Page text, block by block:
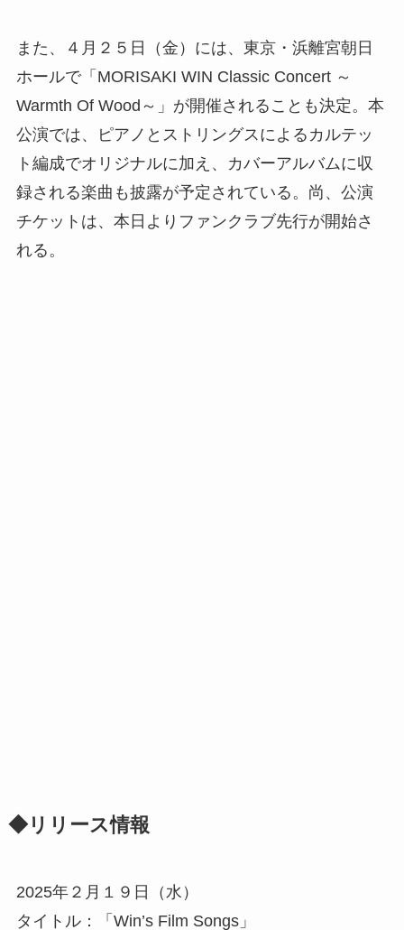
また、４月２５日（金）には、東京・浜離宮朝日
ホールで「MORISAKI WIN Classic Concert ～
Warmth Of Wood～」が開催されることも決定。本
公演では、ピアノとストリングスによるカルテッ
ト編成でオリジナルに加え、カバーアルバムに収
録される楽曲も披露が予定されている。尚、公演
チケットは、本日よりファンクラブ先行が開始さ
れる。
◆リリース情報
2025年２月１９日（水）
タイトル：「Win’s Film Songs」